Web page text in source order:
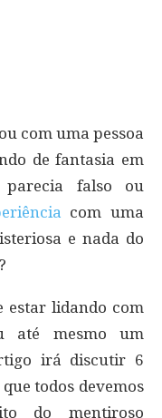
com uma pessoa
de fantasia em
falso ou
com uma
e nada do
estar lidando com
até mesmo um
irá discutir 6
todos devemos
do mentiroso